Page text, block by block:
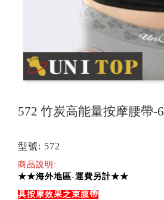
572 竹炭高能量按摩腰帶-6
型號: 572
商品說明:
★★海外地區-運費另計★★
具按摩效果之束腹帶